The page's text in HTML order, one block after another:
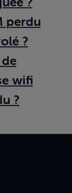
perdu
?
wifi
?